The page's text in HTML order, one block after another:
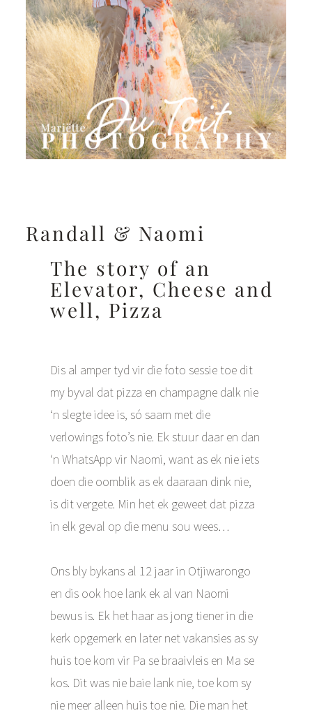
Randall & Naomi
The story of an
Elevator, Cheese and
well, Pizza
Dis al amper tyd vir die foto sessie toe dit
my byval dat pizza en champagne dalk nie
‘n slegte idee is, só saam met die
verlowings foto’s nie. Ek stuur daar en dan
‘n WhatsApp vir Naomi, want as ek nie iets
doen die oomblik as ek daaraan dink nie,
is dit vergete. Min het ek geweet dat pizza
in elk geval op die menu sou wees…
Ons bly bykans al 12 jaar in Otjiwarongo
en dis ook hoe lank ek al van Naomi
bewus is. Ek het haar as jong tiener in die
kerk opgemerk en later net vakansies as sy
huis toe kom vir Pa se braaivleis en Ma se
kos. Dit was nie baie lank nie, toe kom sy
nie meer alleen huis toe nie. Die man het